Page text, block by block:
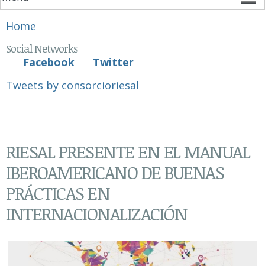
You are here
Home
Social Networks
Facebook
Twitter
Tweets by consorcioriesal
RIESAL PRESENTE EN EL MANUAL
IBEROAMERICANO DE BUENAS
PRÁCTICAS EN
INTERNACIONALIZACIÓN